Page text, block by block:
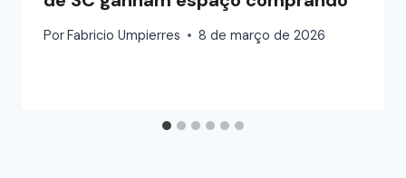
PorFabricio Umpierres 8 de março de 2026